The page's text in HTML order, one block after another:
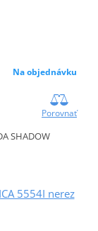
Na objednávku
Porovnať
SHADOW
5554I nerez